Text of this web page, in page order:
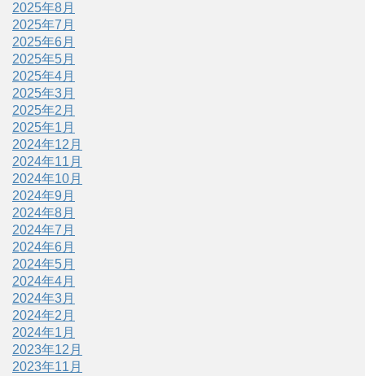
2025年8月
2025年7月
2025年6月
2025年5月
2025年4月
2025年3月
2025年2月
2025年1月
2024年12月
2024年11月
2024年10月
2024年9月
2024年8月
2024年7月
2024年6月
2024年5月
2024年4月
2024年3月
2024年2月
2024年1月
2023年12月
2023年11月